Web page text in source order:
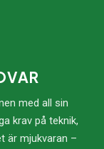
med all sin
krav på teknik,
är mjukvaran –